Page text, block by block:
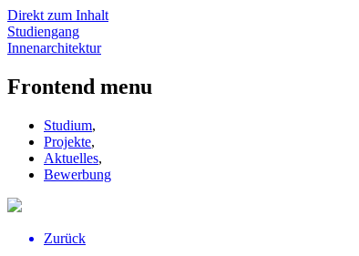
Direkt zum Inhalt
Studiengang
Innenarchitektur
Frontend menu
Studium,
Projekte,
Aktuelles,
Bewerbung
Zurück